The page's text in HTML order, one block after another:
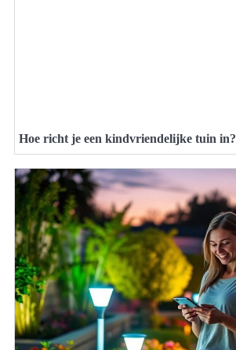
Hoe richt je een kindvriendelijke tuin in?